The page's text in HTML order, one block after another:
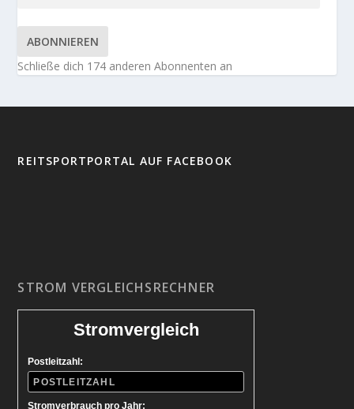
ABONNIEREN
Schließe dich 174 anderen Abonnenten an
REITSPORTPORTAL AUF FACEBOOK
STROM VERGLEICHSRECHNER
Stromvergleich
Postleitzahl:
Stromverbrauch pro Jahr: